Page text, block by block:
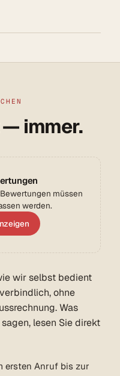
immer.
müssen
werden.
wir selbst bedient
ohne
Was
lesen Sie direkt
ersten Anruf bis zur